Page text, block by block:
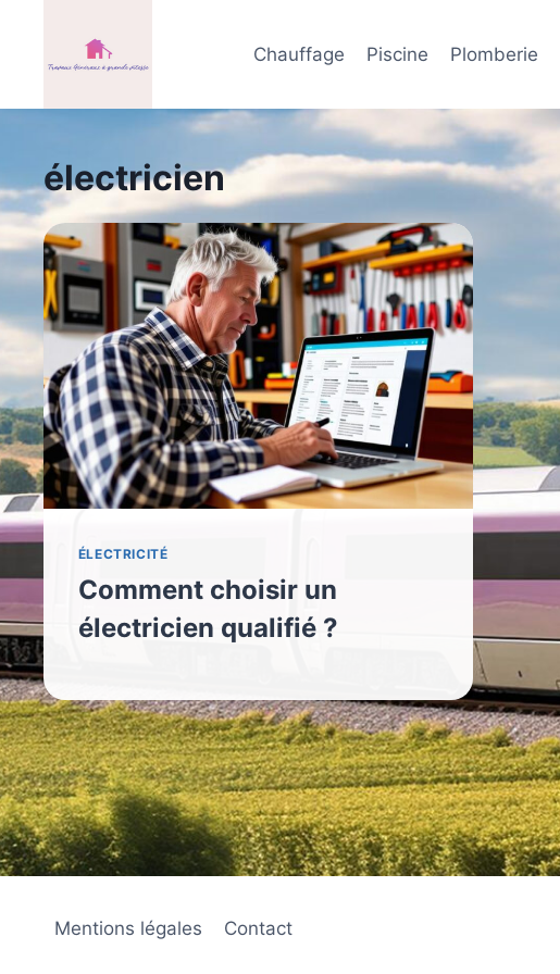
contenu
Chauffage Piscine Plomberie
électricien
ÉLECTRICITÉ
Comment choisir un
électricien qualifié ?
Mentions légales Contact